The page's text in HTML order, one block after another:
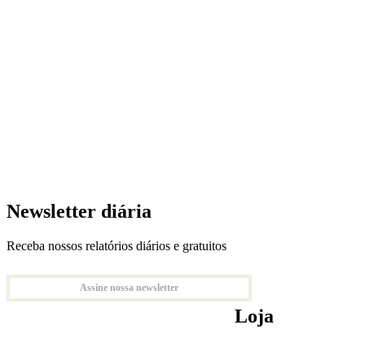
Newsletter diária
Receba nossos relatórios diários e gratuitos
Assine nossa newsletter
Loja